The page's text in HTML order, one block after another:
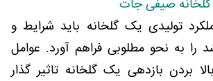
صیفی جات
تولیدی یک گلخانه باید شرایط و
را به نحو مطلوبی فراهم آورد. عوامل
بردن بازدهی یک گلخانه تاثیر گذار